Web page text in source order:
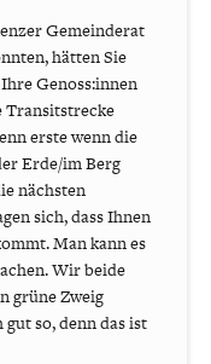
Gemeinderat
hätten Sie
Genoss:innen
Transitstrecke
erste wenn die
Erde/im Berg
nächsten
sich, dass Ihnen
Man kann es
Wir beide
grüne Zweig
so, denn das ist